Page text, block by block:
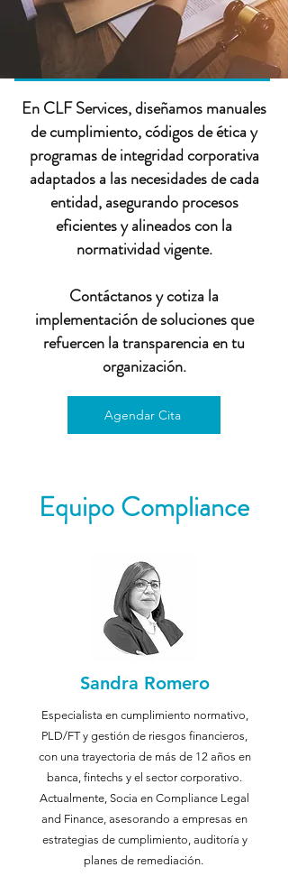
En CLF Services, diseñamos manuales
de cumplimiento, códigos de ética y
programas de integridad corporativa
adaptados a las necesidades de cada
entidad, asegurando procesos
eficientes y alineados con la
normatividad vigente.
Contáctanos y cotiza la
implementación de soluciones que
refuercen la transparencia en tu
organización.
Agendar Cita
Equipo Compliance
Sandra Romero
Especialista en cumplimiento normativo,
PLD/FT y gestión de riesgos financieros,
con una trayectoria de más de 12 años en
banca, fintechs y el sector corporativo.
Actualmente, Socia en Compliance Legal
and Finance, asesorando a empresas en
estrategias de cumplimiento, auditoría y
planes de remediación.